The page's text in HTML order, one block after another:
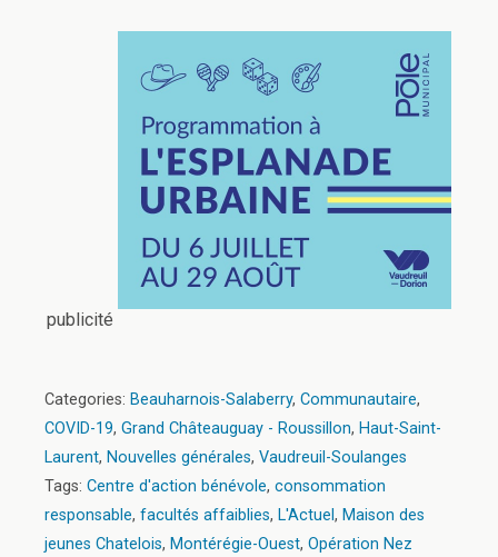
publicité
Categories: Beauharnois-Salaberry, Communautaire,
COVID-19, Grand Châteauguay - Roussillon, Haut-Saint-
Laurent, Nouvelles générales, Vaudreuil-Soulanges
Tags: Centre d'action bénévole, consommation
responsable, facultés affaiblies, L'Actuel , Maison des
jeunes Chatelois, Montérégie-Ouest, Opération Nez